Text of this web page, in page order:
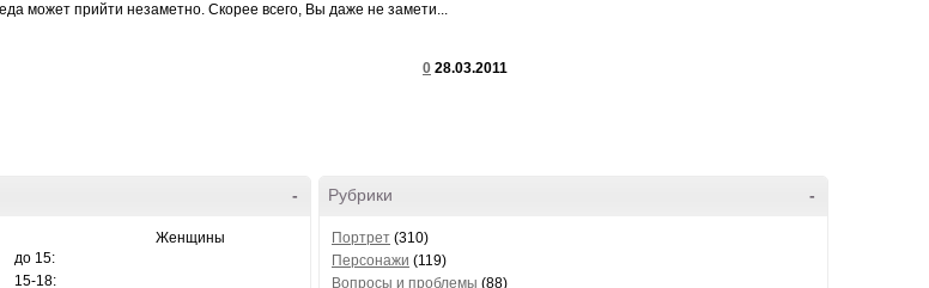
может прийти незаметно. Скорее всего, Вы даже не замети...
0 28.03.2011
-
Женщины
до 15:
15-18:
-
Рубрики
Портрет (310)
Персонажи (119)
Вопросы и проблемы (88)